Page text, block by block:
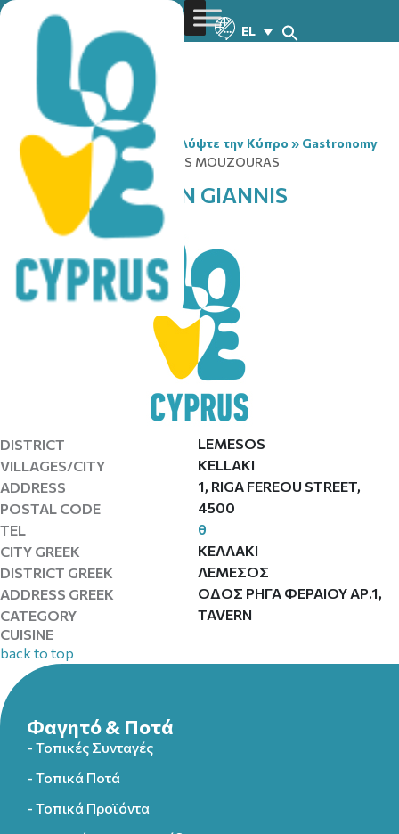
EL
You are here:Home» Ανακαλύψτε την Κύπρο » Gastronomy
» MANOLAS TAVERN GIANNIS MOUZOURAS
MANOLAS TAVERN GIANNIS
MOUZOURAS
DISTRICT
LEMESOS
VILLAGES/CITY
KELLAKI
ADDRESS
1, RIGA FEREOU STREET,
POSTAL CODE
4500
TEL
θ
CITY GREEK
ΚΕΛΛΑΚΙ
DISTRICT GREEK
ΛΕΜΕΣΟΣ
ADDRESS GREEK
ΟΔΟΣ ΡΗΓΑ ΦΕΡΑΙΟΥ ΑΡ.1,
CATEGORY
TAVERN
CUISINE
back to top
Φαγητό & Ποτά
- Τοπικές Συνταγές
- Τοπικά Ποτά
- Τοπικά Προϊόντα